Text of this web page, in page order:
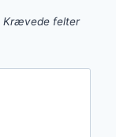
Krævede felter